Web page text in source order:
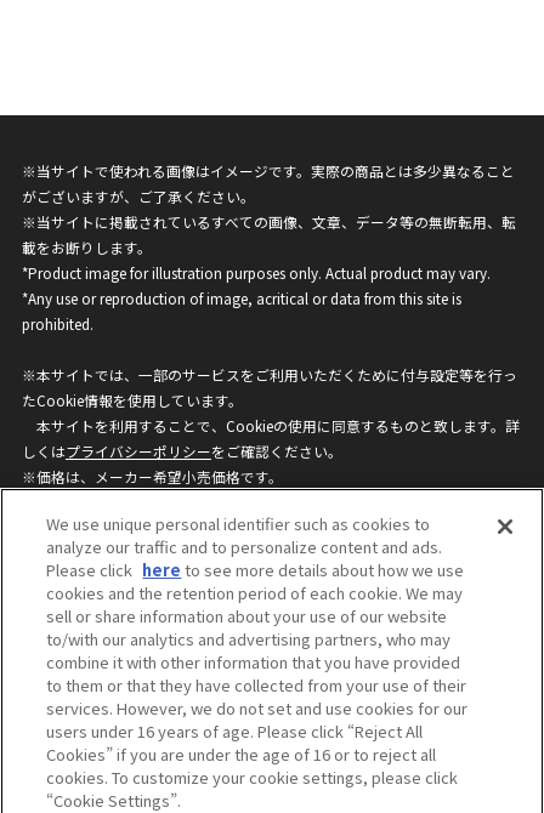
※当サイトで使われる画像はイメージです。実際の商品とは多少異なること
がございますが、ご了承ください。
※当サイトに掲載されているすべての画像、文章、データ等の無断転用、転
載をお断りします。
*Product image for illustration purposes only. Actual product may vary.
*Any use or reproduction of image, acritical or data from this site is
prohibited.
※本サイトでは、一部のサービスをご利用いただくために付与設定等を行っ
たCookie情報を使用しています。
本サイトを利用することで、Cookieの使用に同意するものと致します。詳
しくはプライバシーポリシーをご確認ください。
※価格は、メーカー希望小売価格です。
ざいますのでご了承ください。
privacypolicy
Do Not Sell or Share My
Personal Information
ウェブサイトご利用条件
ソーシャルメディアポリシー
個人情報保護方針
お問い合わせ
©BANDAI
We use unique personal identifier such as cookies to
analyze our traffic and to personalize content and ads.
Please click here to see more details about how we use
cookies and the retention period of each cookie. We may
sell or share information about your use of our website
to/with our analytics and advertising partners, who may
combine it with other information that you have provided
to them or that they have collected from your use of their
services. However, we do not set and use cookies for our
users under 16 years of age. Please click “Reject All
Cookies” if you are under the age of 16 or to reject all
cookies. To customize your cookie settings, please click
“Cookie Settings”.